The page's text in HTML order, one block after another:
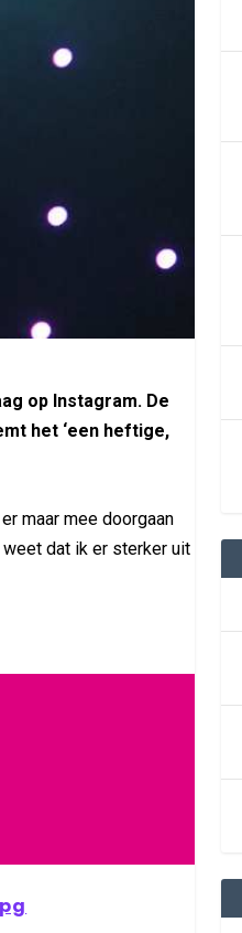
op Instagram. De
het ‘een heftige,
maar mee doorgaan
weet dat ik er sterker uit